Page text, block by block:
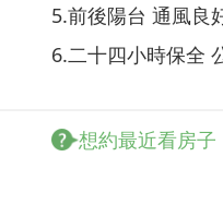
5.前後陽台 通風良
6.二十四小時保全
想約最近看房子